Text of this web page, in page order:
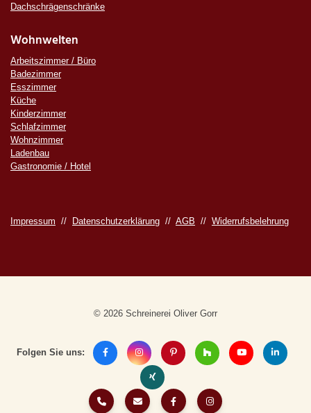
Dachschrägenschränke
Wohnwelten
Arbeitszimmer / Büro
Badezimmer
Esszimmer
Küche
Kinderzimmer
Schlafzimmer
Wohnzimmer
Ladenbau
Gastronomie / Hotel
Impressum // Datenschutzerklärung // AGB // Widerrufsbelehrung
© 2026 Schreinerei Oliver Gorr
Folgen Sie uns: